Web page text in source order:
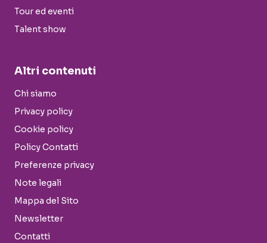
Tour ed eventi
Talent show
Altri contenuti
Chi siamo
Privacy policy
Cookie policy
Policy Contatti
Preferenze privacy
Note legali
Mappa del Sito
Newsletter
Contatti